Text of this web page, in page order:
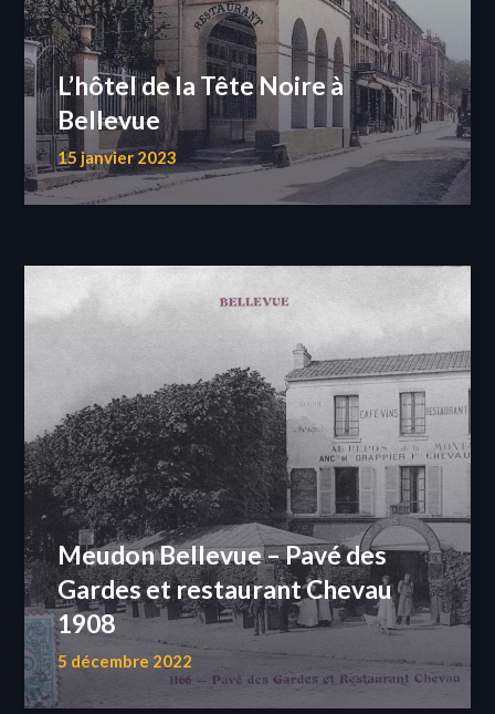
L’hôtel de la Tête Noire à
Bellevue
15 janvier 2023
Meudon Bellevue – Pavé des
Gardes et restaurant Chevau
1908
5 décembre 2022